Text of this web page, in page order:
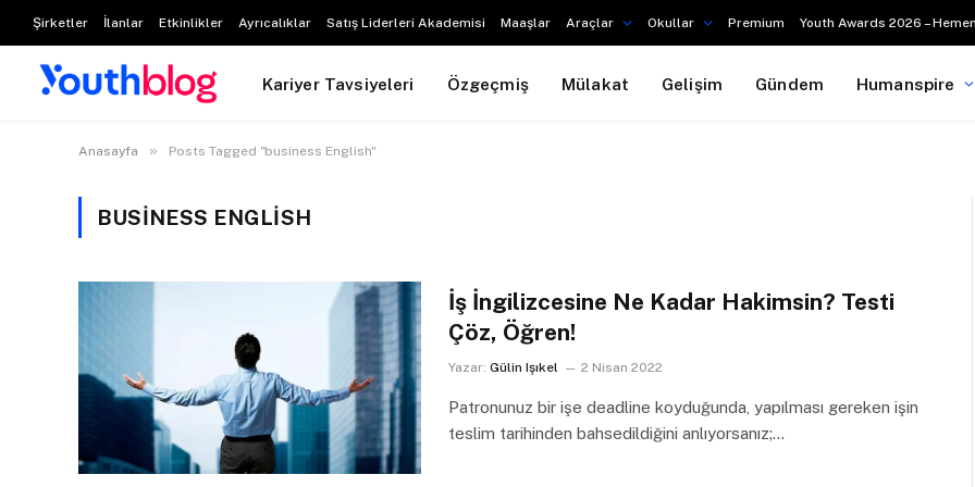
Şirketler İlanlar Etkinlikler Ayrıcalıklar Satış Liderleri Akademisi Maaşlar Araçlar Okullar Premium Youth Awards 2026 –
Kariyer Tavsiyeleri Özgeçmiş Mülakat Gelişim Gündem Humanspire
Anasayfa » Posts Tagged "business English"
BUSINESS ENGLISH
İş İngilizcesine Ne Kadar Hakimsin? Testi
Çöz, Öğren!
Yazar: Gülin Işıkel 2 Nisan 2022
Patronunuz bir işe deadline koyduğunda, yapılması gereken işin
teslim tarihinden bahsedildiğini anlıyorsanız;…